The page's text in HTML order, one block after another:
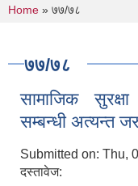
You are here
Home » ७७/७८
७७/७८
सामाजिक
सम्बन्धी अत्यन्त
Submitted on: Thu,
दस्तावेज: